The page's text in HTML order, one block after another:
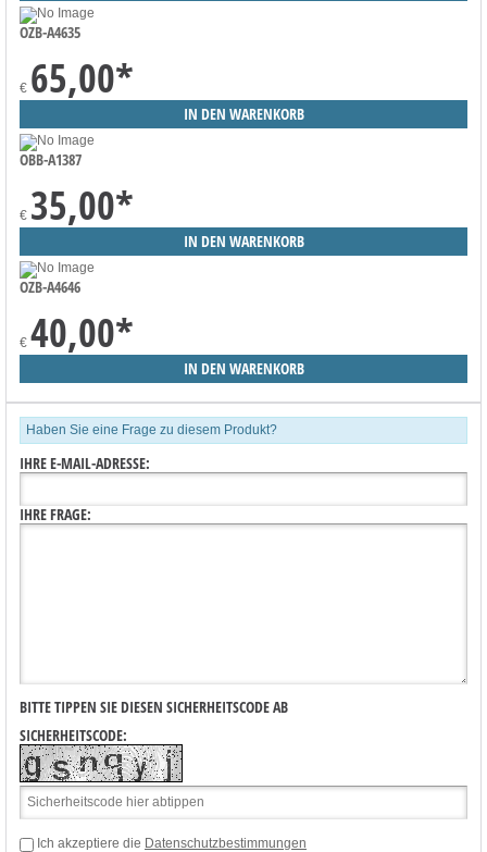
OZB-A4635
€ 65,00*
OBB-A1387
€ 35,00*
OZB-A4646
€ 40,00*
Haben Sie eine Frage zu diesem Produkt?
IHRE E-MAIL-ADRESSE:
IHRE FRAGE:
BITTE TIPPEN SIE DIESEN SICHERHEITSCODE AB
SICHERHEITSCODE:
Ich akzeptiere die Datenschutzbestimmungen